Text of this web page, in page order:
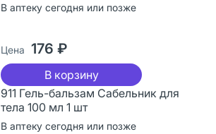
В аптеку сегодня или позже
Цена 176 ₽
В корзину
911 Гель-бальзам Сабельник для
тела 100 мл 1 шт
В аптеку сегодня или позже